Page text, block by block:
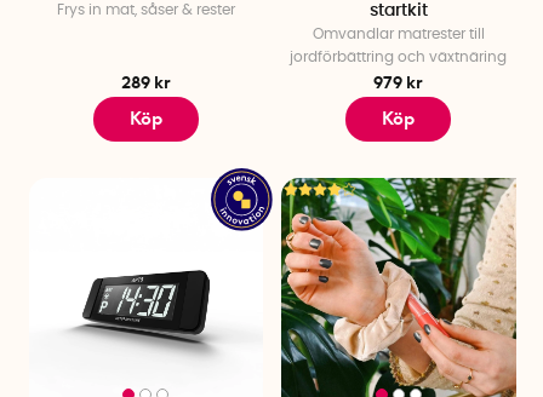
Frys in mat, såser & rester
289 kr
Köp
startkit
Omvandlar matrester till
jordförbättring och växtnäring
979 kr
Köp